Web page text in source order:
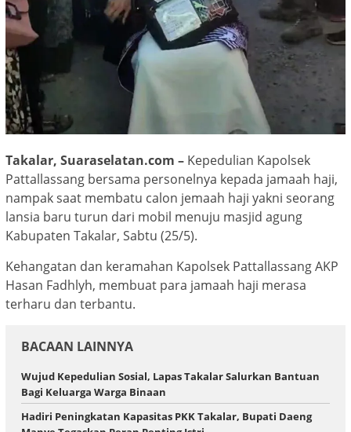
Takalar, Suaraselatan.com – Kepedulian Kapolsek
Pattallassang bersama personelnya kepada jamaah haji,
nampak saat membatu calon jemaah haji yakni seorang
lansia baru turun dari mobil menuju masjid agung
Kabupaten Takalar, Sabtu (25/5).
Kehangatan dan keramahan Kapolsek Pattallassang AKP
Hasan Fadhlyh, membuat para jamaah haji merasa
terharu dan terbantu.
BACAAN LAINNYA
Wujud Kepedulian Sosial, Lapas Takalar Salurkan Bantuan
Bagi Keluarga Warga Binaan
Hadiri Peningkatan Kapasitas PKK Takalar, Bupati Daeng